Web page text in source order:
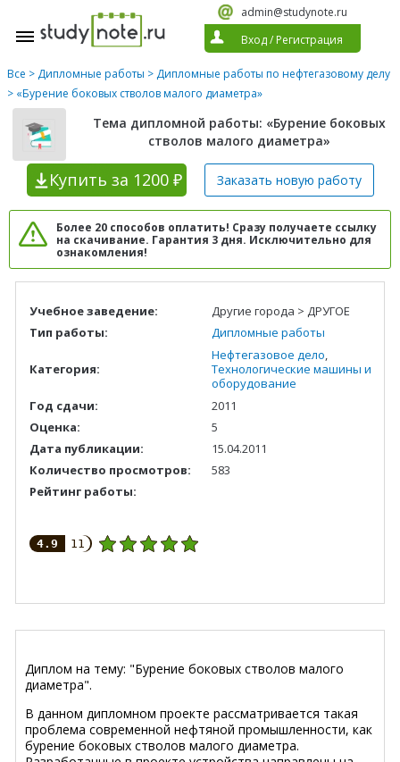
admin@studynote.ru
Вход/ Регистрация
Все > Дипломные работы > Дипломные работы по нефтегазовому делу
> «Бурение боковых стволов малого диаметра»
Тема дипломной работы: «Бурение боковых
стволов малого диаметра»
Купить за 1200 ₽ Заказать новую работу
Более 20 способов оплатить! Сразу получаете ссылку
на скачивание. Гарантия 3 дня. Исключительно для
ознакомления!
Учебное заведение:
Другие города > ДРУГОЕ
Тип работы:
Дипломные работы
Категория:
Нефтегазовое дело,
Технологические машины и
оборудование
Год сдачи:
2011
Оценка:
5
Дата публикации:
15.04.2011
Количество просмотров:
583
Рейтинг работы:
4.9 11
Диплом на тему: "Бурение боковых стволов малого
диаметра".
В данном дипломном проекте рассматривается такая
проблема современной нефтяной промышленности, как
бурение боковых стволов малого диаметра.